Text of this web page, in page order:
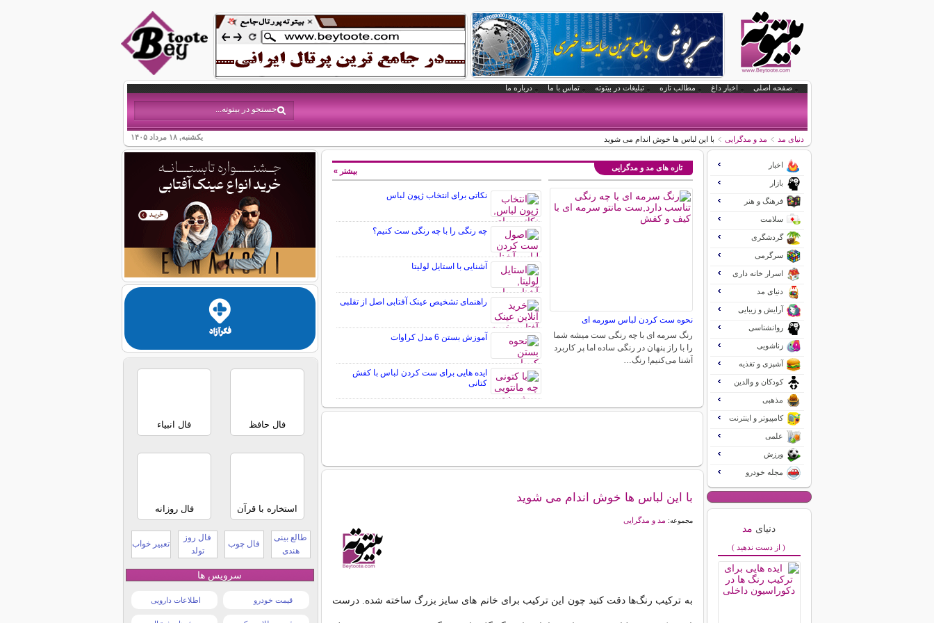
صفحه اصلی اخبار داغ مطالب تازه تبلیغات در بیتوته تماس با ما درباره ما
یکشنبه, ۱۸ مرداد ۱۴۰۵ دنیای مد مد و مدگرایی با این لباس ها خوش اندام می شوید
تازه های مد و مدگرایی
نحوه ست کردن لباس سورمه ای
رنگ سرمه ای با چه رنگی ست میشه شما
را با راز پنهان در رنگی ساده اما پر کاربرد
آشنا می‌کنیم! رنگ…
نکاتی برای انتخاب ژپون لباس
چه رنگی را با چه رنگی ست کنیم؟
آشنایی با استایل لولیتا
راهنمای تشخیص عینک آفتابی اصل از تقلبی
آموزش بستن 6 مدل کراوات
ایده هایی برای ست کردن لباس با کفش
کتانی
بیشتر »
با این لباس ها خوش اندام می شوید
مجموعه: مد و مدگرایی
به ترکیب رنگ‌ها دقت کنید چون این ترکیب برای خانم های سایز بزرگ ساخته شده. درست
اخبار
بازار
فرهنگ و هنر
سلامت
گردشگری
سرگرمی
اسرار خانه داری
دنیای مد
آرایش و زیبایی
روانشناسی
زناشویی
آشپزی و تغذیه
کودکان و والدین
مذهبی
کامپیوتر و اینترنت
علمی
ورزش
مجله خودرو
دنیای مد
( از دست ندهید )
فال حافظ فال انبیاء
استخاره با قرآن فال روزانه
طالع بینی
هندی
فال چوب
فال روز
تولد
تعبیر خواب
سرویس ها
قیمت خودرو اطلاعات دارویی